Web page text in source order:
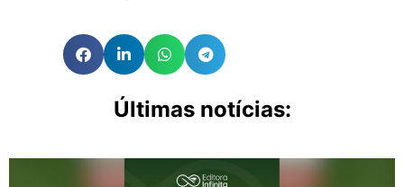
Últimas notícias: